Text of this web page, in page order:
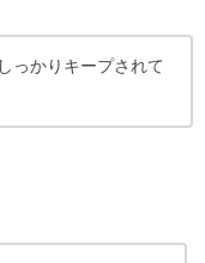
っかりキープされて